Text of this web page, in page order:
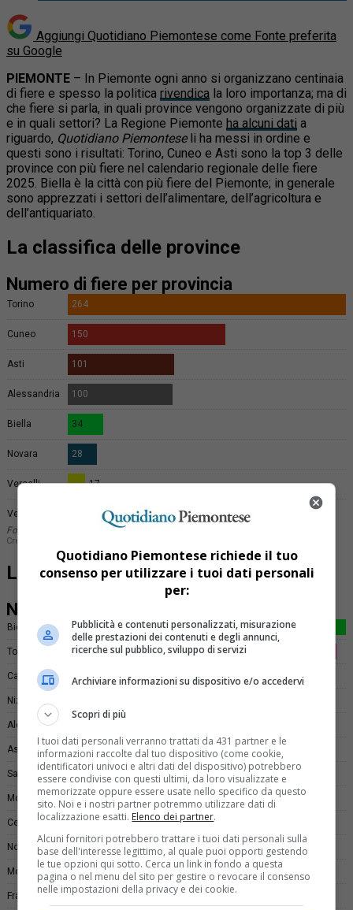
Aggiungi Quotidiano Piemontese come Fonte preferita
su Google
PIEMONTE – In Piemonte ogni anno si organizzano centinaia
di fiere e spesso la politica rivendica la loro importanza; ma di
che fiere si parla, in quali province vengono organizzate di più
e in quali settori? La Regione Piemonte ha alcuni dati a
riguardo, Quotidiano Piemonteseli ha messi in ordine e
questi sono i risultati: Torino, Cuneo e Asti sono la top 3 delle
province con più fiere nel calendario regionale delle fiere
2025. Biella è la città con più fiere del Piemonte; in generale
sono apprezzati i settori dell’alimentare, dell’agricoltura e
dell’antiquariato.
La classifica delle province
La classifica dei Comuni
Quotidiano Piemontese richiede il tuo
consenso per utilizzare i tuoi dati personali
per:
Pubblicità e contenuti personalizzati, misurazione
delle prestazioni dei contenuti e degli annunci,
ricerche sul pubblico, sviluppo di servizi
Archiviare informazioni su dispositivo e/o accedervi
Scopri di più
I tuoi dati personali verranno trattati da 431 partner e le
informazioni raccolte dal tuo dispositivo (come cookie,
identificatori univoci e altri dati del dispositivo) potrebbero
essere condivise con questi ultimi, da loro visualizzate e
memorizzate oppure essere usate nello specifico da questo
sito. Noi e i nostri partner potremmo utilizzare dati di
localizzazione esatti. Elenco dei partner.
Alcuni fornitori potrebbero trattare i tuoi dati personali sulla
base dell'interesse legittimo, al quale puoi opporti gestendo
le tue opzioni qui sotto. Cerca un link in fondo a questa
pagina o nel menu del sito per gestire o revocare il consenso
nelle impostazioni della privacy e dei cookie.